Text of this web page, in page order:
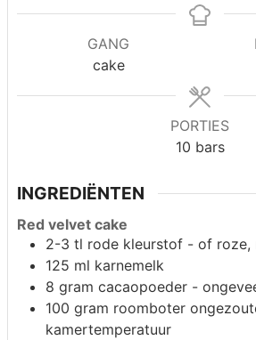
GANG
cake
PORTIES
10 bars
INGREDIËNTEN
Red velvet cake
2-3 tl rode kleurstof - of roze,
125 ml karnemelk
8 gram cacaopoeder -
100 gram roomboter
kamertemperatuur